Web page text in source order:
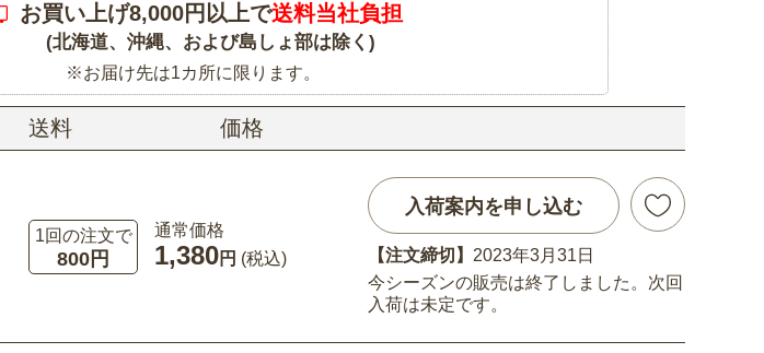
お買い上げ8,000円以上で送料当社負担
(北海道、沖縄、および島しょ部は除く)
※お届け先は1カ所に限ります。
送料 価格
1回の注文で
800円
通常価格
1,380円 (税込)
入荷案内を申し込む
【注文締切】 2023年3月31日
今シーズンの販売は終了しました。次回
入荷は未定です。